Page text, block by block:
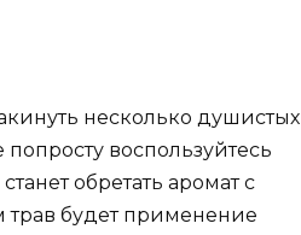
несколько душистых
воспользуйтесь
обретать аромат с
будет применение